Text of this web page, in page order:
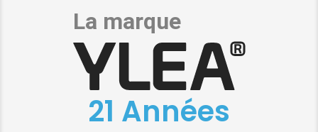
21 Années